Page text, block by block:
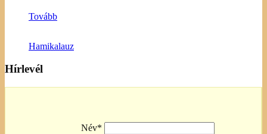
Tovább
Hamikalauz
Hírlevél
Név*